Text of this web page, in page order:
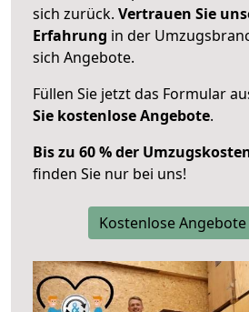
sich zurück. Vertrauen Sie
Erfahrung in der
sich Angebote.
Füllen Sie jetzt das Formular
Sie kostenlose Angebote.
Bis zu 60 % der
finden Sie nur bei uns!
Kostenlose